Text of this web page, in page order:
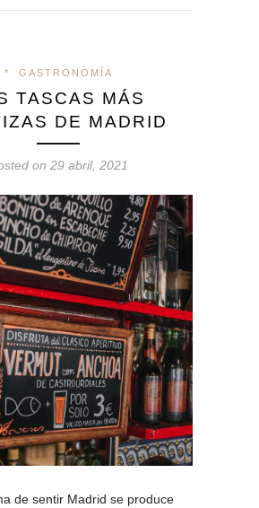
* GASTRONOMÍA
TASCAS MÁS
DE MADRID
on 29 abril, 2021
de sentir Madrid se produce